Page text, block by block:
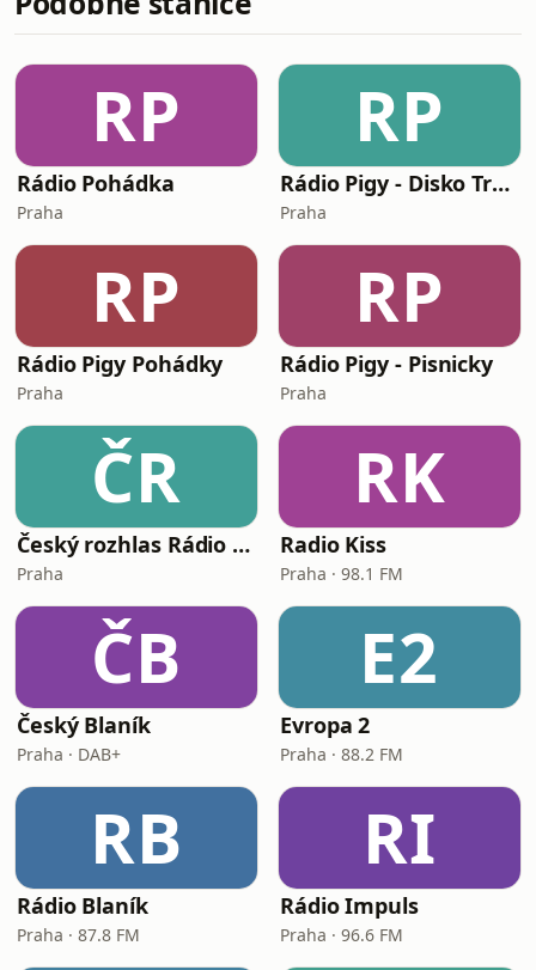
RP
Rádio Pohádka
Praha
RP
Rádio Pigy - Disko Trysko
Praha
RP
Rádio Pigy Pohádky
Praha
RP
Rádio Pigy - Pisnicky
Praha
ČR
Český rozhlas Rádio Junior
Praha
RK
Radio Kiss
Praha · 98.1 FM
ČB
Český Blaník
Praha · DAB+
E2
Evropa 2
Praha · 88.2 FM
RB
Rádio Blaník
Praha · 87.8 FM
RI
Rádio Impuls
Praha · 96.6 FM